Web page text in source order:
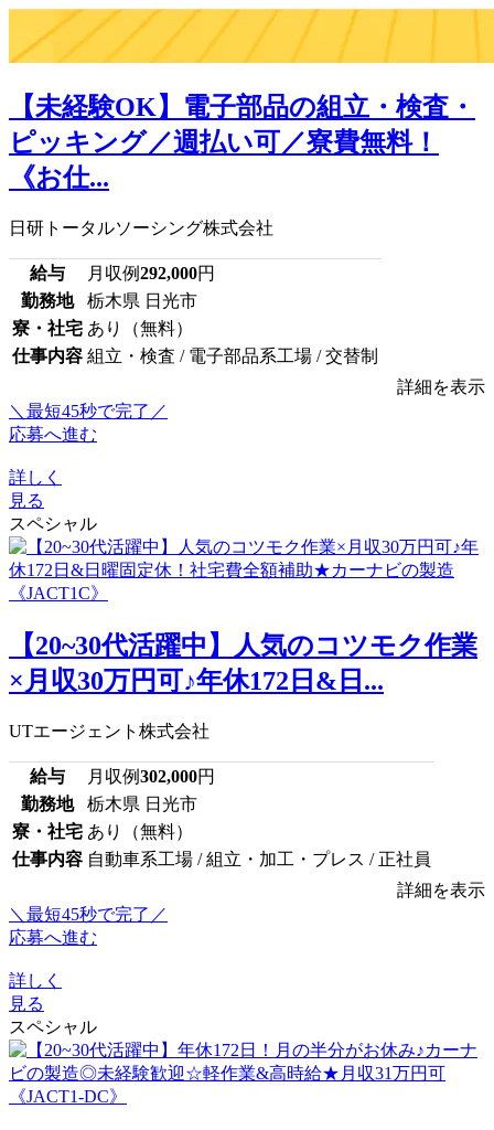
【未経験OK】電子部品の組立・検査・
ピッキング／週払い可／寮費無料！
《お仕...
日研トータルソーシング株式会社
給与 月収例292,000円
勤務地
栃木県 日光市
寮・社宅 あり（無料）
仕事内容 組立・検査 / 電子部品系工場 / 交替制
詳細を表示
＼最短45秒で完了／
応募へ進む
詳しく
見る
スペシャル
【20~30代活躍中】人気のコツモク作業
×月収30万円可♪年休172日&日...
UTエージェント株式会社
給与 月収例302,000円
勤務地
栃木県 日光市
寮・社宅 あり（無料）
仕事内容 自動車系工場 / 組立・加工・プレス / 正社員
詳細を表示
＼最短45秒で完了／
応募へ進む
詳しく
見る
スペシャル